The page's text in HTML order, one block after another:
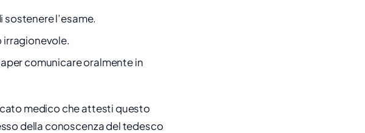
sostenere l’esame.
irragionevole.
comunicare oralmente in
medico che attesti questo
della conoscenza del tedesco